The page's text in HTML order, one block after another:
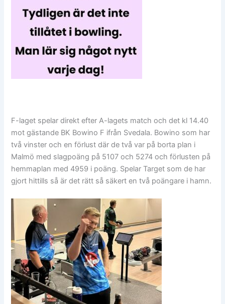
F-laget spelar direkt efter A-lagets match och det kl 14.40
mot gästande BK Bowino F ifrån Svedala. Bowino som har
två vinster och en förlust där de två var på borta plan i
Malmö med slagpoäng på 5107 och 5274 och förlusten på
hemmaplan med 4959 i poäng. Spelar Target som de har
gjort hittills så är det rätt så säkert en två poängare i hamn.